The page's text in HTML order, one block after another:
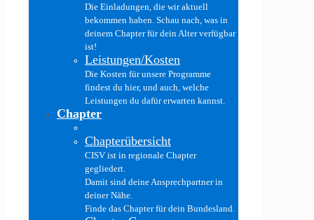
Die Einladungen, die wir aktuell
bekommen haben. Schau nach, was in
deinem Chapter für dein Alter verfügbar
ist!
Leistungen/Kosten
Die Kosten für unsere Programme
findest du hier, und auch, welche
Leistungen du dafür erwarten kannst.
Chapter
Chapterübersicht
CISV ist in regionale Chapter
gegliedert.
Damit sind deine Ansprechpartner in
deiner Nähe.
Finde das Chapter für dein Bundesland.